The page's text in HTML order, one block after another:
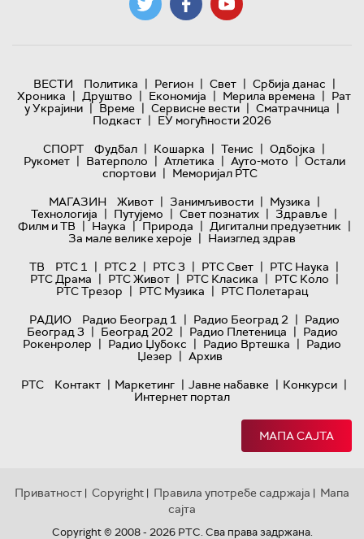
ВЕСТИ Политика | Регион | Свет | Србија данас |
Хроника | Друштво | Економија | Мерила времена | Рат
у Украјини | Време | Сервисне вести | Сматрачница |
Подкаст | ЕУ могућности 2026
СПОРТ
Фудбал | Кошарка | Тенис | Одбојка |
Рукомет | Ватерполо | Атлетика | Ауто-мото | Остали
спортови | Меморијал РТС
МАГАЗИН
Живот | Занимљивости | Музика |
Технологијa | Путујемо | Свет познатих | Здравље |
Филм и ТВ | Наука | Природа | Дигитални предузетник |
За мале велике хероје | Наизглед здрав
ТВ
РТС 1 | РТС 2 | РТС 3 | РТС Свет | РТС Наука |
РТС Драма | РТС Живот | РТС Класика | РТС Коло |
РТС Трезор | РТС Музика | РТС Полетарац
РАДИО
Радио Београд 1 | Радио Београд 2 | Радио
Београд 3 | Београд 202 | Радио Плетеница | Радио
Рокенролер | Радио Џубокс | Радио Вртешка | Радио
Џезер | Архив
РТС
Контакт | Маркетинг | Јавне набавке | Конкурси |
Интернет портал
МАПА САЈТА
Приватност | Copyright | Правила употребе садржаја | Мапа
сајта
Copyright © 2008 - 2026 РТС. Сва права задржана.